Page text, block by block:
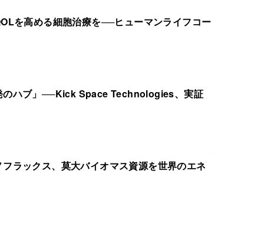
を高める細胞治療を──ヒューマンライフコー
のハブ」──Kick Space Technologies、実証
ラックス、莫大バイオマス資源を世界のエネ